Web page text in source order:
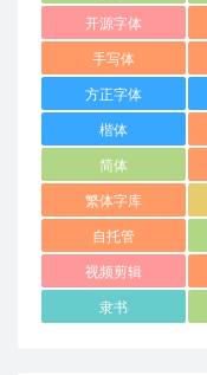
开源字体
手写体
方正字体
楷体
简体
繁体字库
自托管
视频剪辑
隶书